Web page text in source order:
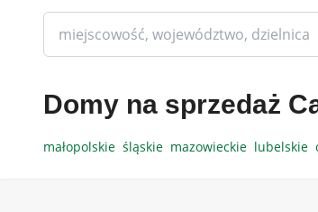
Domy na sprzedaż
małopolskie śląskie mazowieckie lubelskie